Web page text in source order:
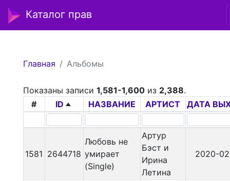
Каталог прав
Главная Альбомы
Показаны записи 1,581-1,600из 2,388.
#
ID НАЗВАНИЕ АРТИСТ ДАТА
1581 2644718
Любовь не
умирает
(Single)
Артур
Бэст и
Ирина
Летина
2020-